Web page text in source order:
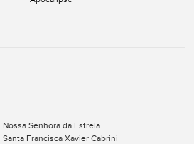
Nossa Senhora da Estrela
Santa Francisca Xavier Cabrini